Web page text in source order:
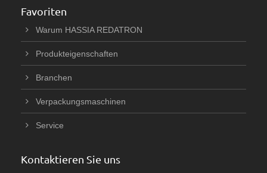
Favoriten
Warum HASSIA REDATRON
Produkteigenschaften
Branchen
Verpackungsmaschinen
Service
Kontaktieren Sie uns